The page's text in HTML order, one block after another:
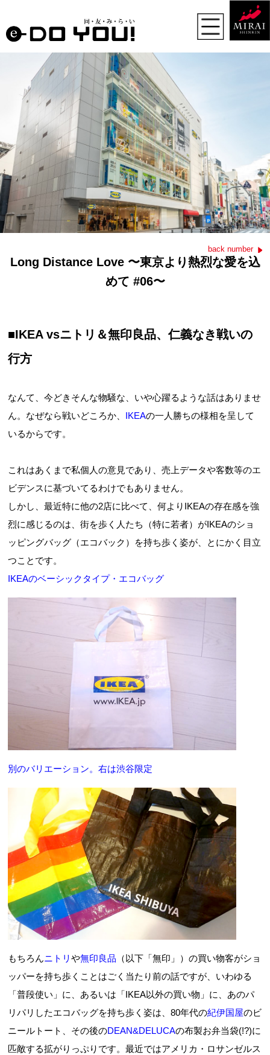
back number
Long Distance Love 〜東京より熱烈な愛を込
めて #06〜
■IKEA vsニトリ＆無印良品、仁義なき戦いの
行方
なんて、今どきそんな物騒な、いや心躍るような話はありませ
ん。なぜなら戦いどころか、 IKEAの一人勝ちの様相を呈して
いるからです。
これはあくまで私個人の意見であり、売上データや客数等のエ
ビデンスに基づいてるわけでもありません。
しかし、最近特に他の2店に比べて、何よりIKEAの存在感を強
烈に感じるのは、街を歩く人たち（特に若者）がIKEAのショ
ッピングバッグ（エコバック）を持ち歩く姿が、とにかく目立
つことです。
IKEAのベーシックタイプ・エコバッグ
別のバリエーション。右は渋谷限定
もちろんニトリや無印良品 （以下「無印」）の買い物客がショ
ッパーを持ち歩くことはごく当たり前の話ですが、いわゆる
「普段使い」に、あるいは「IKEA以外の買い物」に、あのパ
リパリしたエコバッグを持ち歩く姿は、80年代の紀伊国屋のビ
ニールトート、その後のDEAN&DELUCAの布製お弁当袋(!?)に
匹敵する拡がりっぷりです。最近ではアメリカ・ロサンゼルス